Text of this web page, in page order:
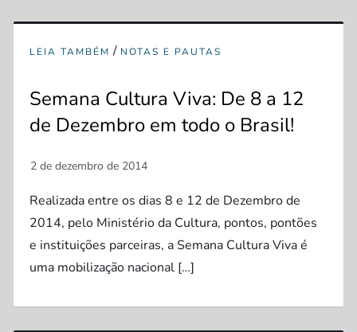
LEIA TAMBÉM / NOTAS E PAUTAS
Semana Cultura Viva: De 8 a 12
de Dezembro em todo o Brasil!
Realizada entre os dias 8 e 12 de Dezembro de
2014, pelo Ministério da Cultura, pontos, pontões
e instituições parceiras, a Semana Cultura Viva é
uma mobilização nacional […]